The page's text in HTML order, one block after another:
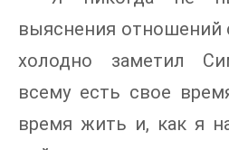
выяснения отношений
холодно заметил
всему есть свое
время жить и, как я